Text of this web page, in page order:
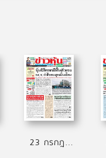
23 กรกฎาคม 2569